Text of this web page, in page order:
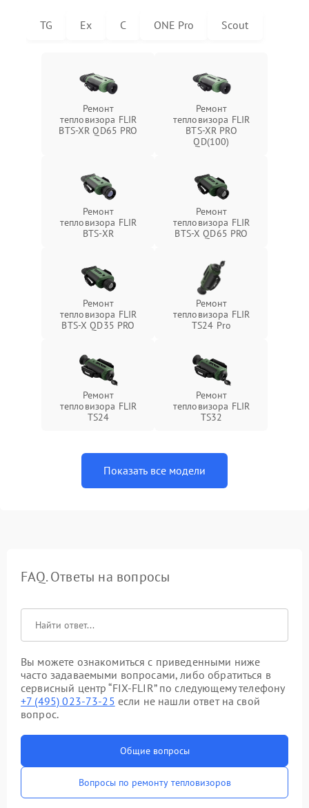
TG Ex C ONE Pro Scout
Ремонт
тепловизора FLIR
BTS-XR QD65 PRO
Ремонт
тепловизора FLIR
BTS-XR PRO
QD(100)
Ремонт
тепловизора FLIR
BTS-XR
Ремонт
тепловизора FLIR
BTS-X QD65 PRO
Ремонт
тепловизора FLIR
BTS-X QD35 PRO
Ремонт
тепловизора FLIR
TS24 Pro
Ремонт
тепловизора FLIR
TS24
Ремонт
тепловизора FLIR
TS32
Показать все модели
FAQ. Ответы на вопросы
Вы можете ознакомиться с приведенными ниже
часто задаваемыми вопросами, либо обратиться в
сервисный центр “FIX-FLIR” по следующему телефону
+7 (495) 023-73-25 если не нашли ответ на свой
вопрос.
Общие вопросы
Вопросы по ремонту тепловизоров